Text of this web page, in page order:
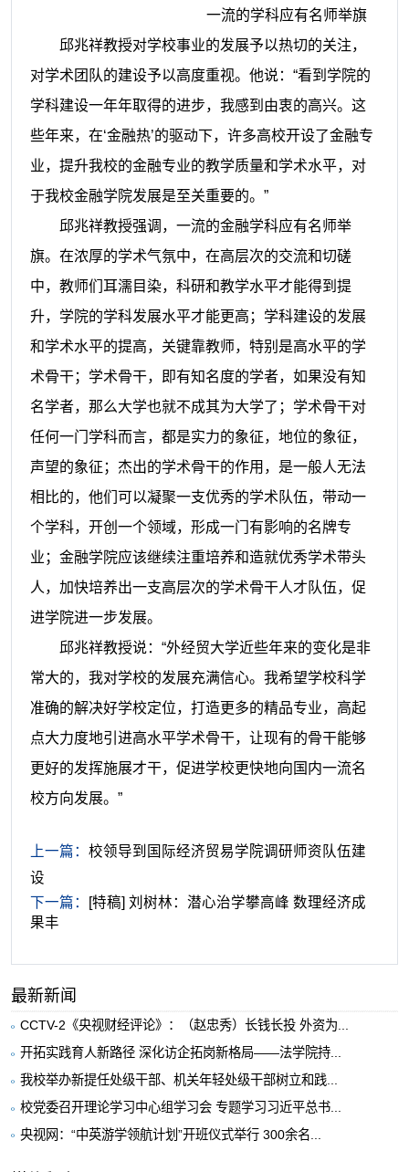
一流的学科应有名师举旗
邱兆祥教授对学校事业的发展予以热切的关注，
对学术团队的建设予以高度重视。他说：“看到学院的
学科建设一年年取得的进步，我感到由衷的高兴。 这
些年来，在‘金融热’的驱动下，许多高校开设了金融专
业，提升我校的金融专业的教学质量和学术水平，对
于我校金融学院发展是至关重要的。”
邱兆祥教授强调，一流的金融学科应有名师举
旗。在浓厚的学术气氛中，在高层次的交流和切磋
中，教师们耳濡目染，科研和教学水平才能得到提
升，学院的学科发展水平才能更高；学科建设的发展
和学术水平的提高，关键靠教师，特别是高水平的学
术骨干；学术骨干，即有知名度的学者，如果没有知
名学者，那么大学也就不成其为大学了；学术骨干对
任何一门学科而言，都是实力的象征，地位的象征，
声望的象征；杰出的学术骨干的作用，是一般人无法
相比的，他们可以凝聚一支优秀的学术队伍，带动一
个学科，开创一个领域，形成一门有影响的名牌专
业；金融学院应该继续注重培养和造就优秀学术带头
人，加快培养出一支高层次的学术骨干人才队伍，促
进学院进一步发展。
邱兆祥教授说：“外经贸大学近些年来的变化是非
常大的，我对学校的发展充满信心。我希望学校科学
准确的解决好学校定位，打造更多的精品专业，高起
点大力度地引进高水平学术骨干，让现有的骨干能够
更好的发挥施展才干，促进学校更快地向国内一流名
校方向发展。”
上一篇： 校领导到国际经济贸易学院调研师资队伍建
设
下一篇：
[特稿] 刘树林：潜心治学攀高峰 数理经济成
果丰
最新新闻
CCTV-2《央视财经评论》：（赵忠秀）长钱长投 外资为...
开拓实践育人新路径 深化访企拓岗新格局——法学院持...
我校举办新提任处级干部、机关年轻处级干部树立和践...
校党委召开理论学习中心组学习会 专题学习习近平总书...
央视网：“中英游学领航计划”开班仪式举行 300余名...